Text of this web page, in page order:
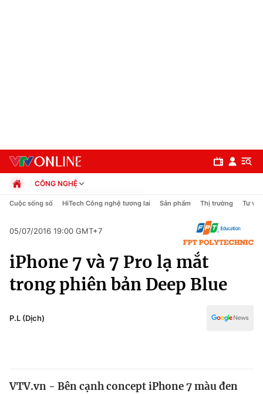
Chính trị
CÔNG NGHỆ
Chính trị
Pháp luật
Thể thao
Truyền hình
Văn hóa - Giải trí
Đời sống
Cuộc sống số HiTech Công nghệ tương lai Sản phẩm Thị trường Tư vấn
05/07/2016 19:00 GMT+7
iPhone 7 và 7 Pro lạ mắt
trong phiên bản Deep Blue
P.L (Dịch)
VTV.vn - Bên cạnh concept iPhone 7 màu đen